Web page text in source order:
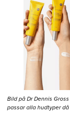
Bild på Dr Dennis
passar alla hudtyper